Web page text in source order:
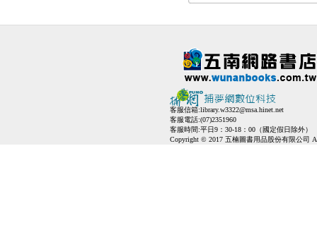
客服信箱:library.w3322@msa.hinet.net
客服電話:(07)2351960
客服時間:平日9：30-18：00（國定假日除外）
Copyright © 2017 五楠圖書用品股份有限公司